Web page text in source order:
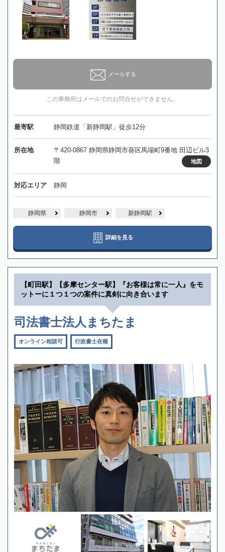
メールする
この事務所はメールでのお問合せができません。
最寄駅 静岡鉄道「新静岡駅」徒歩12分
所在地
〒420-0867 静岡県静岡市葵区馬場町9番地 田辺ビル3
階
地図
対応エリア 静岡
静岡県 静岡市 新静岡駅
詳細を見る
【町田駅】【多摩センター駅】『お客様は常に一人』をモ
ットーに１つ１つの案件に真剣に向き合います
司法書士法人まちたま
オンライン相談可 行政書士在籍